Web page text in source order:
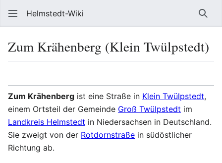
Helmstedt-Wiki
Zum Krähenberg (Klein Twülpstedt)
Zum Krähenberg ist eine Straße in Klein Twülpstedt,
einem Ortsteil der Gemeinde Groß Twülpstedt im
Landkreis Helmstedt in Niedersachsen in Deutschland.
Sie zweigt von der Rotdornstraße in südöstlicher
Richtung ab.